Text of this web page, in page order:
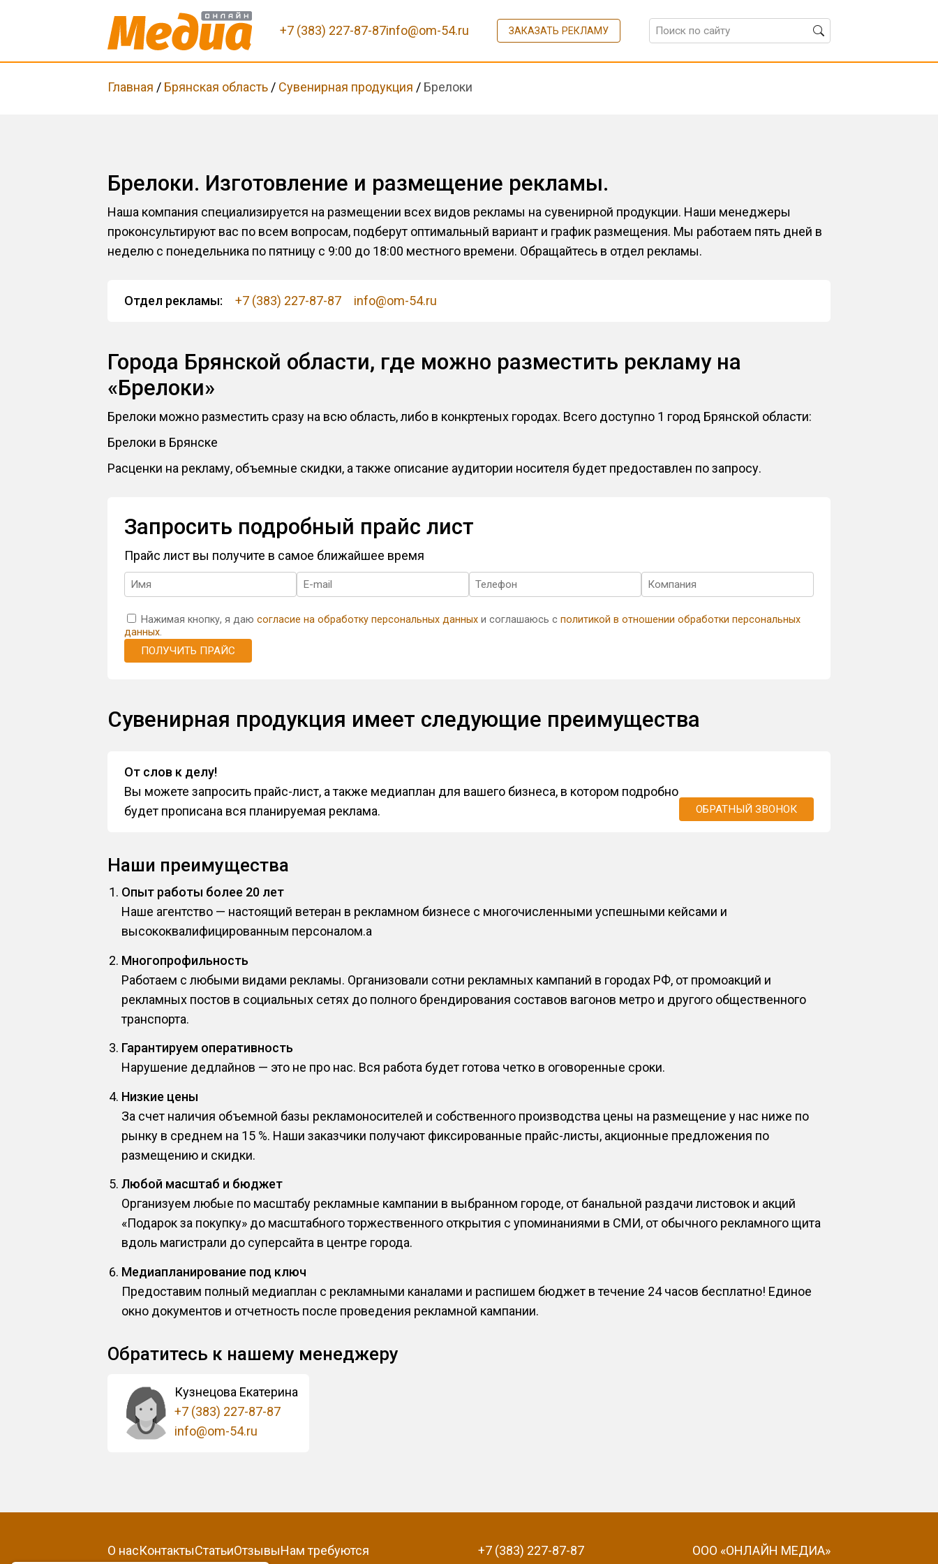
+7 (383) 227-87-87info@om-54.ru ЗАКАЗАТЬ РЕКЛАМУ
Главная / Брянская область / Сувенирная продукция / Брелоки
Брелоки. Изготовление и размещение рекламы.
Наша компания специализируется на размещении всех видов рекламы на сувенирной продукции. Наши менеджеры
проконсультируют вас по всем вопросам, подберут оптимальный вариант и график размещения. Мы работаем пять дней в
неделю с понедельника по пятницу с 9:00 до 18:00 местного времени. Обращайтесь в отдел рекламы.
Отдел рекламы: +7 (383) 227-87-87 info@om-54.ru
Города Брянской области, где можно разместить рекламу на
«Брелоки»
Брелоки можно разместить сразу на всю область, либо в конкртеных городах. Всего доступно 1 город Брянской области:
Брелоки в Брянске
Расценки на рекламу, объемные скидки, а также описание аудитории носителя будет предоставлен по запросу.
Запросить подробный прайс лист
Прайс лист вы получите в самое ближайшее время
Нажимая кнопку, я даюсогласие на обработку персональных данных и соглашаюсь сполитикой в отношении обработки персональных
данных.
ПОЛУЧИТЬ ПРАЙС
Сувенирная продукция имеет следующие преимущества
От слов к делу!
Вы можете запросить прайс-лист, а также медиаплан для вашего бизнеса, в котором подробно
будет прописана вся планируемая реклама.
ОБРАТНЫЙ ЗВОНОК
Наши преимущества
Опыт работы более 20 лет
Наше агентство — настоящий ветеран в рекламном бизнесе с многочисленными успешными кейсами и
высококвалифицированным персоналом.a
Многопрофильность
Работаем с любыми видами рекламы. Организовали сотни рекламных кампаний в городах РФ, от промоакций и
рекламных постов в социальных сетях до полного брендирования составов вагонов метро и другого общественного
транспорта.
Гарантируем оперативность
Нарушение дедлайнов — это не про нас. Вся работа будет готова четко в оговоренные сроки.
Низкие цены
За счет наличия объемной базы рекламоносителей и собственного производства цены на размещение у нас ниже по
рынку в среднем на 15 %. Наши заказчики получают фиксированные прайс-листы, акционные предложения по
размещению и скидки.
Любой масштаб и бюджет
Организуем любые по масштабу рекламные кампании в выбранном городе, от банальной раздачи листовок и акций
«Подарок за покупку» до масштабного торжественного открытия с упоминаниями в СМИ, от обычного рекламного щита
вдоль магистрали до суперсайта в центре города.
Медиапланирование под ключ
Предоставим полный медиаплан с рекламными каналами и распишем бюджет в течение 24 часов бесплатно! Единое
окно документов и отчетность после проведения рекламной кампании.
Обратитесь к нашему менеджеру
Кузнецова Екатерина
+7 (383) 227-87-87
info@om-54.ru
О насКонтактыСтатьиОтзывыНам требуются
+7 (383) 227-87-87
ООО «ОНЛАЙН МЕДИА»